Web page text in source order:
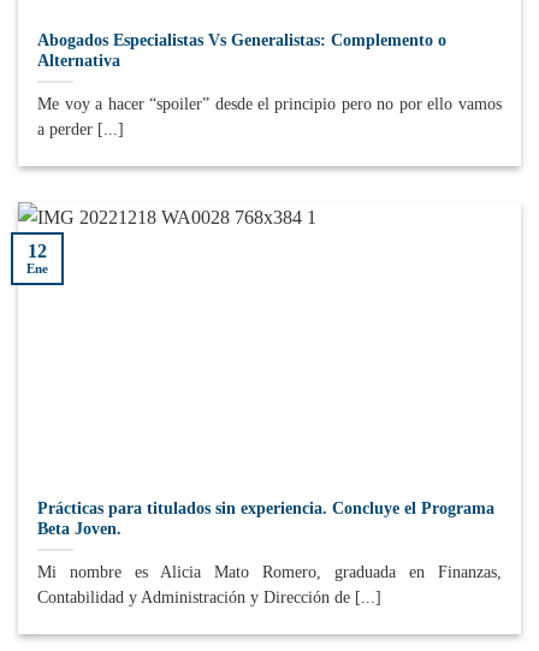
Abogados Especialistas Vs Generalistas: Complemento o
Alternativa
Me voy a hacer “spoiler” desde el principio pero no por ello vamos
a perder [...]
Prácticas para titulados sin experiencia. Concluye el Programa
Beta Joven.
Mi nombre es Alicia Mato Romero, graduada en Finanzas,
Contabilidad y Administración y Dirección de [...]
12
Ene